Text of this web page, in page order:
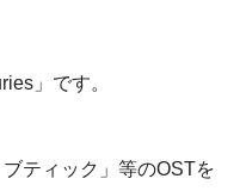
」です。
ティック」等のOSTを